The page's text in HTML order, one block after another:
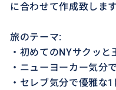
に合わせて作成致しま
旅のテーマ:
・初めてのNYサクッと
・ニューヨーカー気分
・セレブ気分で優雅な